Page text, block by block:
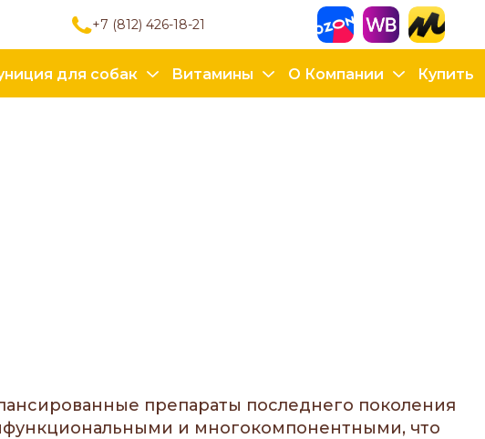
+7 (812) 426-18-21
для собак Витамины О Компании Купить
препараты последнего поколения
и многокомпонентными, что